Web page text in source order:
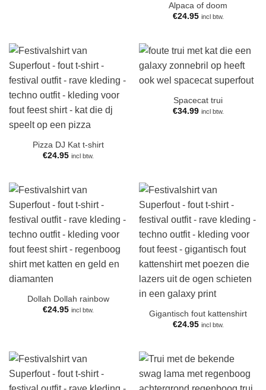
Alpaca of doom
€24.95 incl btw.
Pizza DJ Kat t-shirt
€24.95 incl btw.
Spacecat trui
€34.99 incl btw.
Dollah Dollah rainbow
€24.95 incl btw.
Gigantisch fout kattenshirt
€24.95 incl btw.